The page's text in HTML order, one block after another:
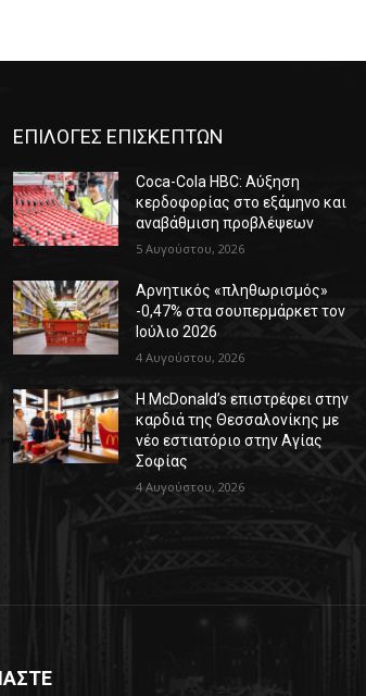
ΕΠΙΛΟΓΕΣ ΕΠΙΣΚΕΠΤΩΝ
Coca-Cola HBC: Αύξηση
κερδοφορίας στο εξάμηνο και
αναβάθμιση προβλέψεων
5 Αυγούστου, 2026
Αρνητικός «πληθωρισμός»
-0,47% στα σουπερμάρκετ τον
Ιούλιο 2026
4 Αυγούστου, 2026
Η McDonald’s επιστρέφει στην
καρδιά της Θεσσαλονίκης με
νέο εστιατόριο στην Αγίας
Σοφίας
4 Αυγούστου, 2026